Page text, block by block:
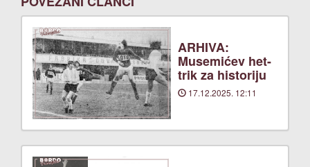
ARHIVA:
Musemićev het-
trik za historiju
17.12.2025. 12:11